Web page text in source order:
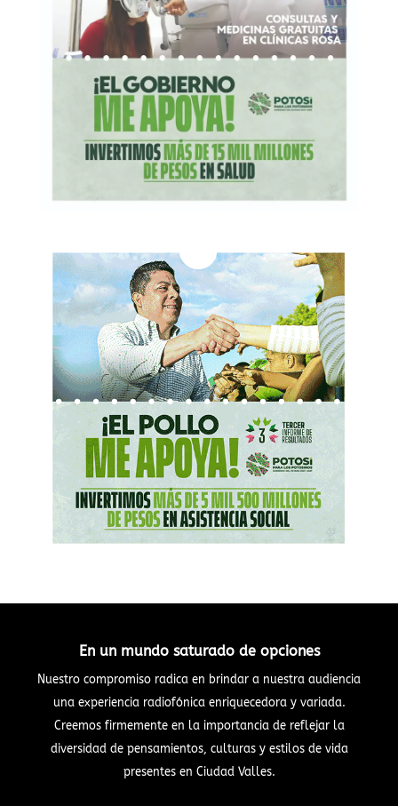
En un mundo saturado de opciones
Nuestro compromiso radica en brindar a nuestra audiencia
una experiencia radiofónica enriquecedora y variada.
Creemos firmemente en la importancia de reflejar la
diversidad de pensamientos, culturas y estilos de vida
presentes en Ciudad Valles.